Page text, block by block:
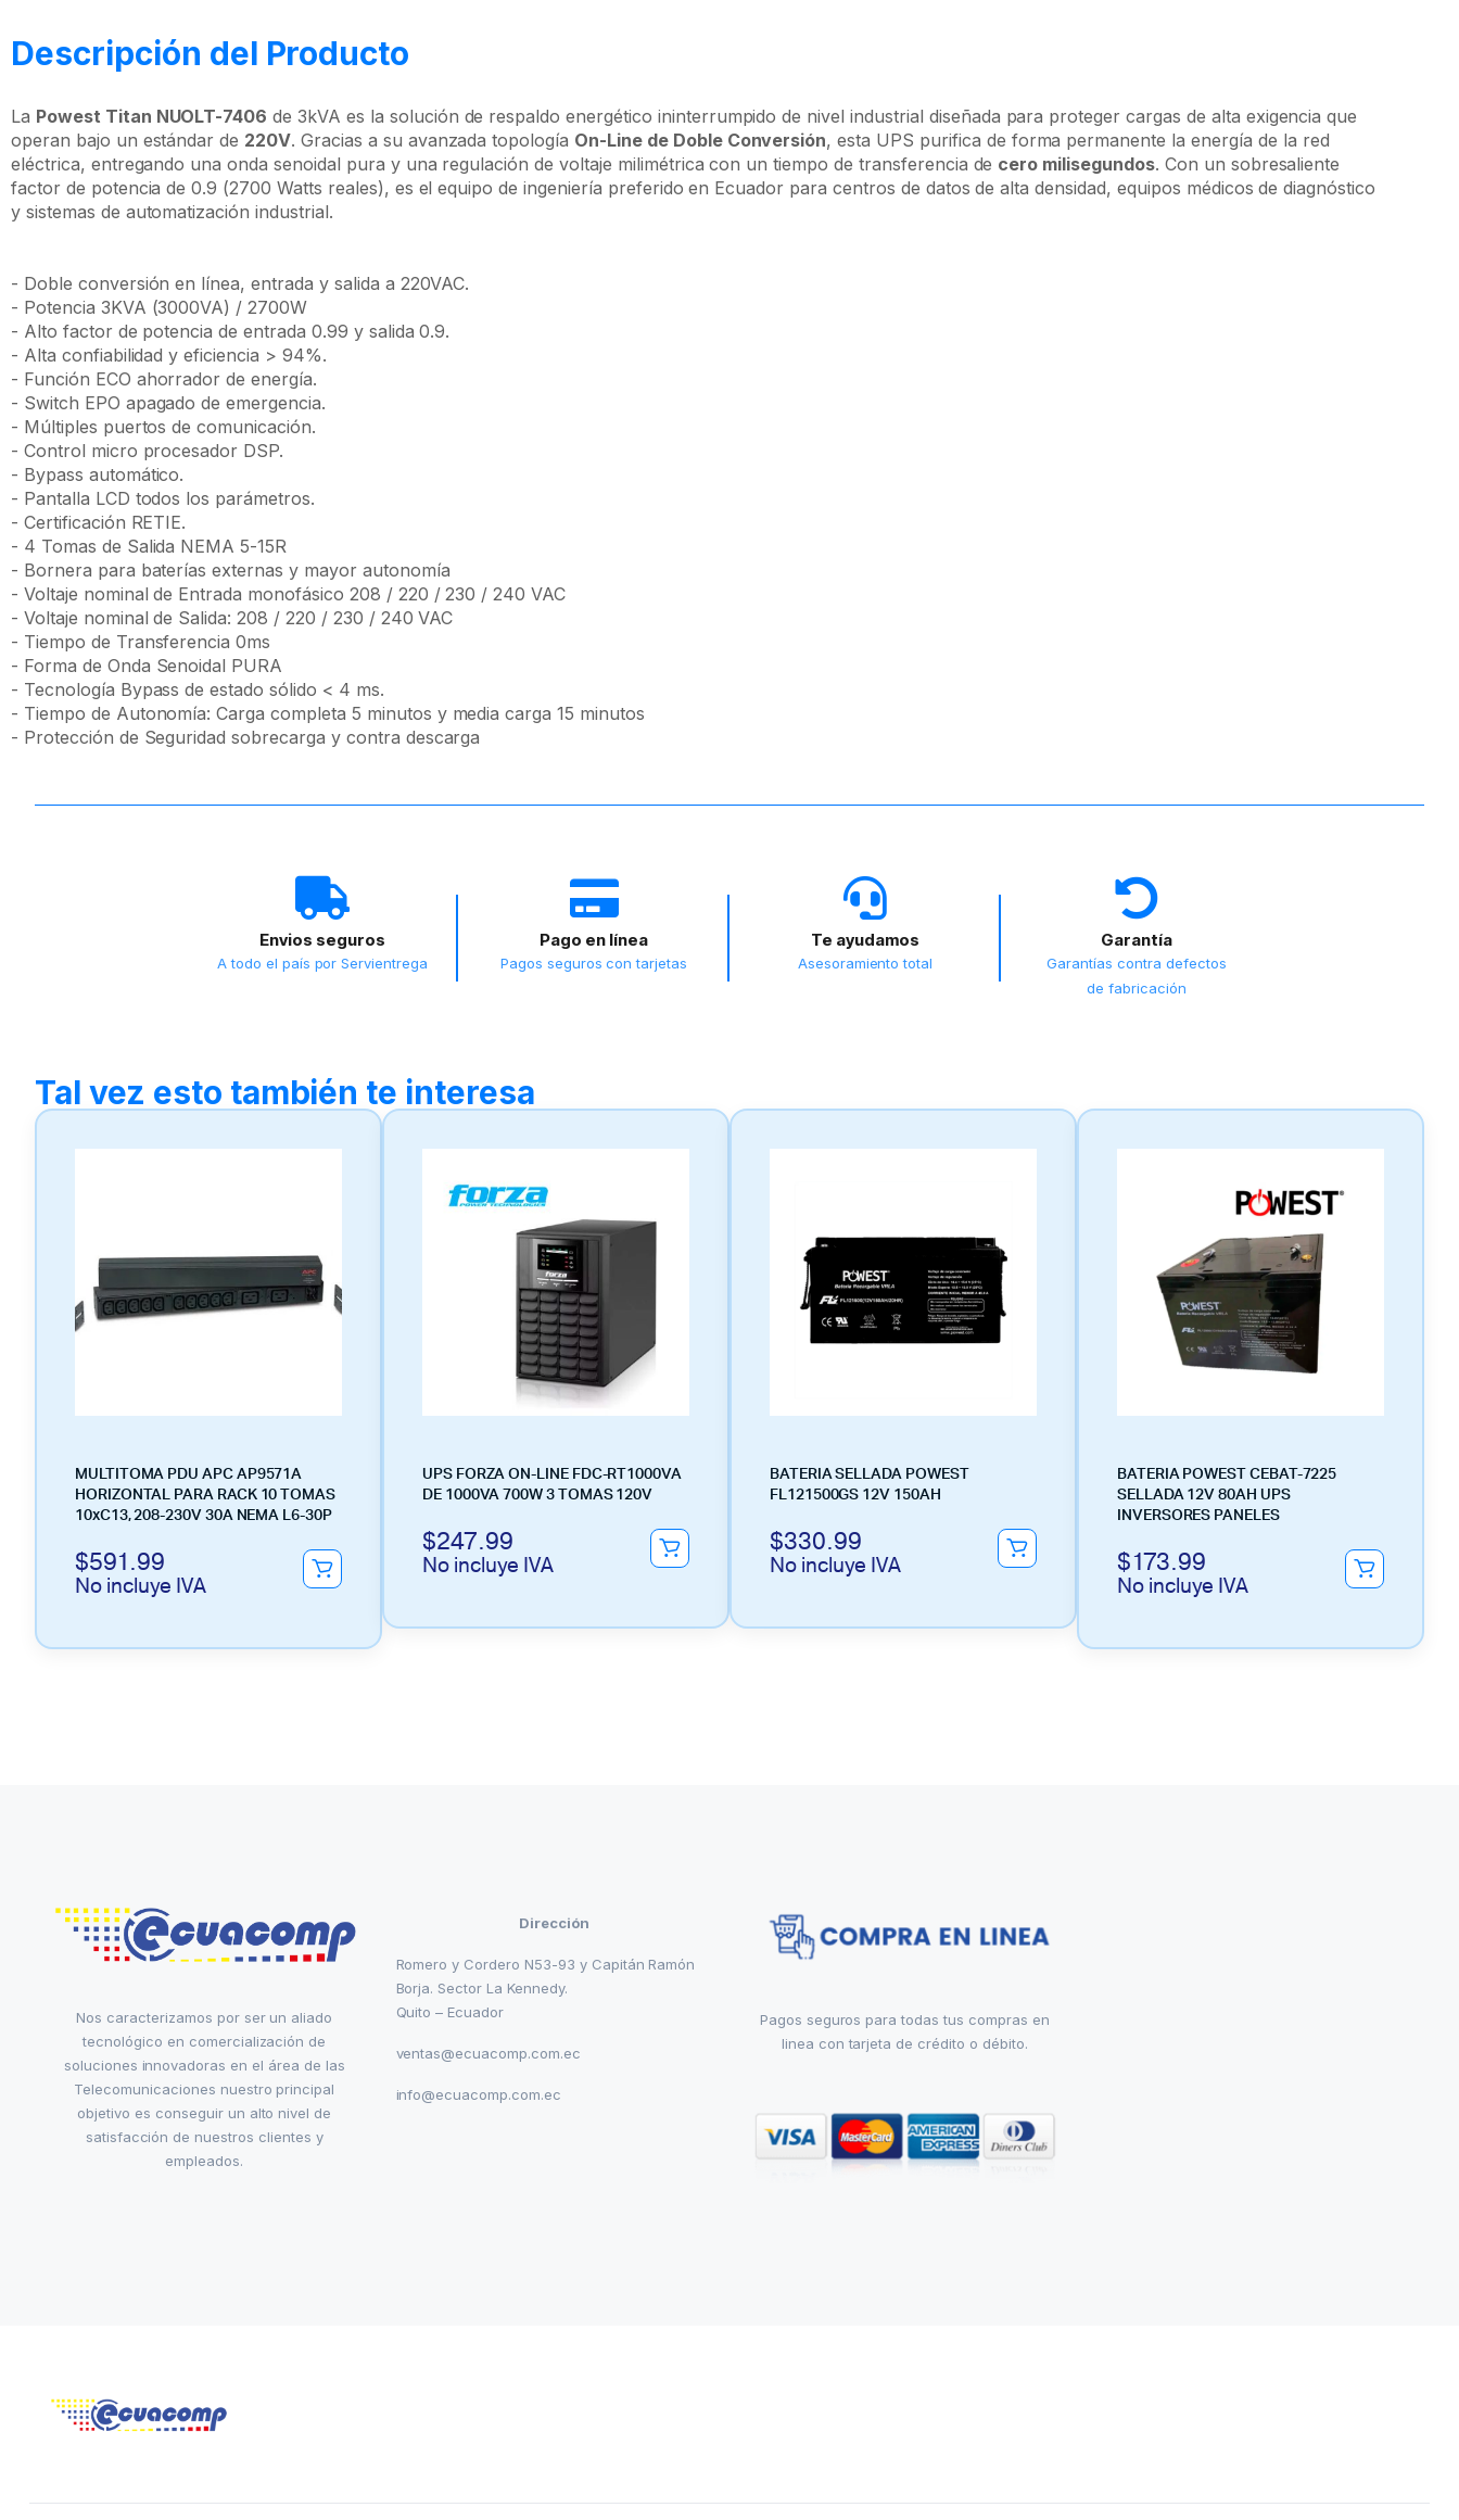
Descripción del Producto
La Powest Titan NUOLT-7406 de 3kVA es la solución de respaldo energético ininterrumpido de nivel industrial diseñada para proteger cargas de alta exigencia que
operan bajo un estándar de 220V. Gracias a su avanzada topología On-Line de Doble Conversión, esta UPS purifica de forma permanente la energía de la red
eléctrica, entregando una onda senoidal pura y una regulación de voltaje milimétrica con un tiempo de transferencia de cero milisegundos. Con un sobresaliente
factor de potencia de 0.9 (2700 Watts reales), es el equipo de ingeniería preferido en Ecuador para centros de datos de alta densidad, equipos médicos de diagnóstico
y sistemas de automatización industrial.
- Doble conversión en línea, entrada y salida a 220VAC.
- Potencia 3KVA (3000VA) / 2700W
- Alto factor de potencia de entrada 0.99 y salida 0.9.
- Alta confiabilidad y eficiencia > 94%.
- Función ECO ahorrador de energía.
- Switch EPO apagado de emergencia.
- Múltiples puertos de comunicación.
- Control micro procesador DSP.
- Bypass automático.
- Pantalla LCD todos los parámetros.
- Certificación RETIE.
- 4 Tomas de Salida NEMA 5-15R
- Bornera para baterías externas y mayor autonomía
- Voltaje nominal de Entrada monofásico 208 / 220 / 230 / 240 VAC
- Voltaje nominal de Salida: 208 / 220 / 230 / 240 VAC
- Tiempo de Transferencia 0ms
- Forma de Onda Senoidal PURA
- Tecnología Bypass de estado sólido < 4 ms.
- Tiempo de Autonomía: Carga completa 5 minutos y media carga 15 minutos
- Protección de Seguridad sobrecarga y contra descarga
Envios seguros
A todo el país por Servientrega
Pago en línea
Pagos seguros con tarjetas
Te ayudamos
Asesoramiento total
Garantía
Garantías contra defectos
de fabricación
Tal vez esto también te interesa
MULTITOMA PDU APC AP9571A
HORIZONTAL PARA RACK 10 TOMAS
10xC13, 208-230V 30A NEMA L6-30P
$591.99
No incluye IVA
UPS FORZA ON-LINE FDC-RT1000VA
DE 1000VA 700W 3 TOMAS 120V
$247.99
No incluye IVA
BATERIA SELLADA POWEST
FL121500GS 12V 150AH
$330.99
No incluye IVA
BATERIA POWEST CEBAT-7225
SELLADA 12V 80AH UPS
INVERSORES PANELES
$173.99
No incluye IVA
Nos caracterizamos por ser un aliado
tecnológico en comercialización de
soluciones innovadoras en el área de las
Telecomunicaciones nuestro principal
objetivo es conseguir un alto nivel de
satisfacción de nuestros clientes y
empleados.
Dirección
Romero y Cordero N53-93 y Capitán Ramón
Borja. Sector La Kennedy.
Quito – Ecuador
ventas@ecuacomp.com.ec
info@ecuacomp.com.ec
Pagos seguros para todas tus compras en
linea con tarjeta de crédito o débito.